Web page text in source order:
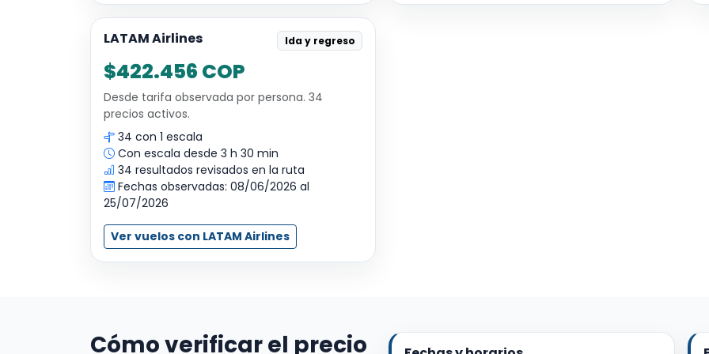
LATAM Airlines Ida y regreso
$422.456 COP
Desde tarifa observada por persona. 34
precios activos.
34 con 1 escala
Con escala desde 3 h 30 min
34 resultados revisados en la ruta
Fechas observadas: 08/06/2026 al
25/07/2026
Ver vuelos con LATAM Airlines
Cómo verificar el precio